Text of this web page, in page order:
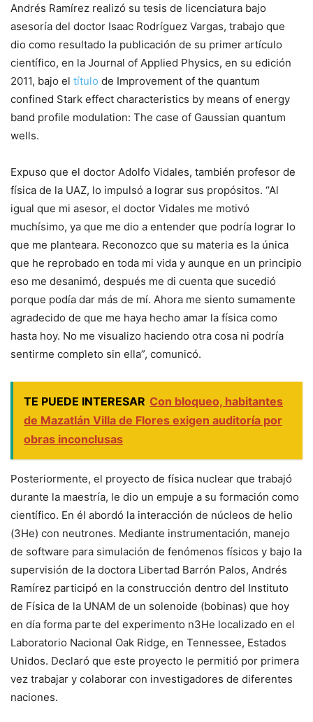
Andrés Ramírez realizó su tesis de licenciatura bajo
asesoría del doctor Isaac Rodríguez Vargas, trabajo que
dio como resultado la publicación de su primer artículo
científico, en la Journal of Applied Physics, en su edición
2011, bajo el título de Improvement of the quantum
confined Stark effect characteristics by means of energy
band profile modulation: The case of Gaussian quantum
wells.
Expuso que el doctor Adolfo Vidales, también profesor de
física de la UAZ, lo impulsó a lograr sus propósitos. “Al
igual que mi asesor, el doctor Vidales me motivó
muchísimo, ya que me dio a entender que podría lograr lo
que me planteara. Reconozco que su materia es la única
que he reprobado en toda mi vida y aunque en un principio
eso me desanimó, después me di cuenta que sucedió
porque podía dar más de mí. Ahora me siento sumamente
agradecido de que me haya hecho amar la física como
hasta hoy. No me visualizo haciendo otra cosa ni podría
sentirme completo sin ella”, comunicó.
TE PUEDE INTERESAR Con bloqueo, habitantes
de Mazatlán Villa de Flores exigen auditoría por
obras inconclusas
Posteriormente, el proyecto de física nuclear que trabajó
durante la maestría, le dio un empuje a su formación como
científico. En él abordó la interacción de núcleos de helio
(3He) con neutrones. Mediante instrumentación, manejo
de software para simulación de fenómenos físicos y bajo la
supervisión de la doctora Libertad Barrón Palos, Andrés
Ramírez participó en la construcción dentro del Instituto
de Física de la UNAM de un solenoide (bobinas) que hoy
en día forma parte del experimento n3He localizado en el
Laboratorio Nacional Oak Ridge, en Tennessee, Estados
Unidos. Declaró que este proyecto le permitió por primera
vez trabajar y colaborar con investigadores de diferentes
naciones.